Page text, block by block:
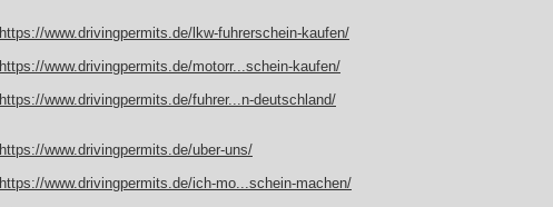
https://www.drivingpermits.de/lkw-fuhrerschein-kaufen/
https://www.drivingpermits.de/motorr...schein-kaufen/
https://www.drivingpermits.de/fuhrer...n-deutschland/
https://www.drivingpermits.de/uber-uns/
https://www.drivingpermits.de/ich-mo...schein-machen/